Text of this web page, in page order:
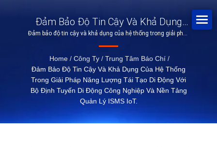
Đảm Bảo Độ Tin Cậy Và Khả Dụng
Của Hệ Thống Trong Giải Pháp Năng
Lượng Tái Tạo Di Động Với Bộ Định
Tuyến Di Động Công Nghiệp Và Nền
Tảng Quản Lý ISMS IoT.
Đảm bảo độ tin cậy và khả dụng của hệ thống trong giải pháp
Home / Công Ty / Trung Tâm Báo Chí /
Đảm Bảo Độ Tin Cậy Và Khả Dụng Của Hệ Thống
Trong Giải Pháp Năng Lượng Tái Tạo Di Động Với
Bộ Định Tuyến Di Động Công Nghiệp Và Nền Tảng
Quản Lý ISMS IoT.